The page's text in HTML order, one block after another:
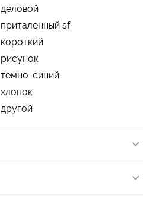
деловой
приталенный sf
короткий
рисунок
темно-синий
хлопок
другой